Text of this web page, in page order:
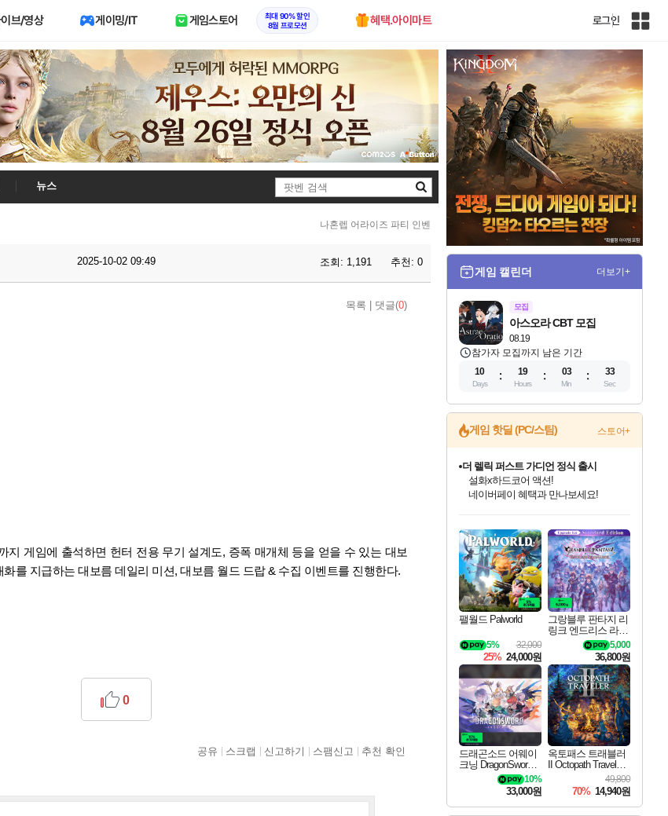
브/영상 게이밍/IT 게임스토어
최대 90% 할인
8월 프로모션
혜택.아이마트 로그인
인
사
이
트
맵
뉴스
검
나혼렙 어라이즈 파티 인벤
2025-10-02 09:49 조회: 1,191 추천: 0
목록 댓글(0)
지 게임에 출석하면 헌터 전용 무기 설계도, 증폭 매개체 등을 얻을 수 있는 대보
를 지급하는 대보름 데일리 미션, 대보름 월드 드랍 & 수집 이벤트를 진행한다.
0
공유 스크랩 신고하기 스팸신고 추천 확인
게임 캘린더 더보기+
모집
08.19
아스오라 CBT 모집
참가자 모집까지 남은 기간
10
Days
19
Hours
03
Min
32
Sec
게임 핫딜 (PC/스팀) 스토어+
최대 90% 할인가를 만나보세요!
네이버혜택과 함께 만나보세요!
50%할인&추가 적립까지!
네이버 포인트 혜택까지!
이니&베니 혜택까지!
네이버 혜택가와 함께 예약하세요!
할인&네이버혜택으로 만나보세요!
더 렐릭 퍼스트 가디언 정식 출시
설화x하드코어 액션!
네이버페이 혜택과 만나보세요!
40주년 프로모션으로 만나보세요!
할인가에 만나보세요!
일부 에디션 상시 할인!
혜택으로 예약 판매 중
편안하게 충전하세요
팰월드 Palworld
32,000
5%
25% 24,000원
그랑블루 판타지 리
링크 엔드리스 라그
나로크 업그레이드
킷 Granblue Fantasy
Relink Endless Ragn
arok Upgrade Kit DL
C
5,000
36,800원
드래곤소드 어웨이
크닝 DragonSword A
10%
33,000원
옥토패스 트래블러
II Octopath Traveler I
49,800
70% 14,940원